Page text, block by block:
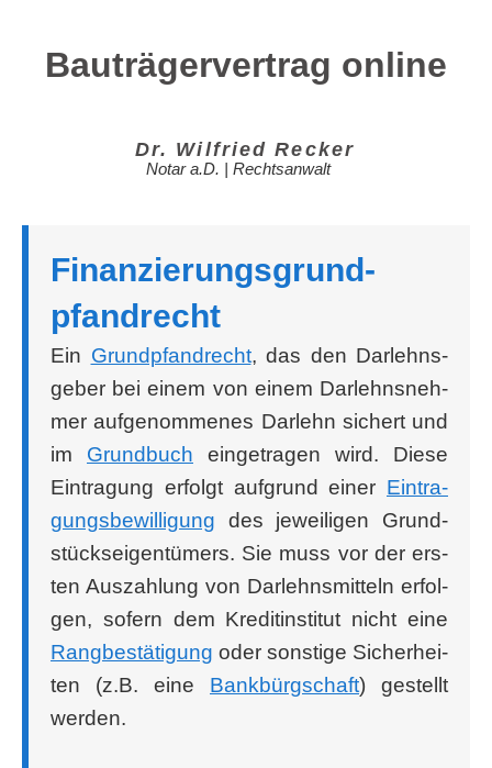
Bauträgervertrag online
Dr. Wil­fried Recker
Notar a.D. | Rechtsanwalt
Finan­zie­rungs­grund­
pfand­recht
Ein Grund­pfand­recht, das den Dar­lehns­
ge­ber bei einem von einem Dar­lehns­neh­
mer auf­ge­nom­me­nes Dar­lehn sichert und
im Grund­buch ein­ge­tra­gen wird. Die­se
Ein­tra­gung erfolgt auf­grund einer Ein­tra­
gungs­be­wil­li­gung des jewei­li­gen Grund­
stücks­ei­gen­tü­mers. Sie muss vor der ers­
ten Aus­zah­lung von Dar­lehns­mit­teln erfol­
gen, sofern dem Kre­dit­in­sti­tut nicht eine
Rang­be­stä­ti­gung oder sons­ti­ge Sicher­hei­
ten (z.B. eine Bank­bürg­schaft) gestellt
werden.